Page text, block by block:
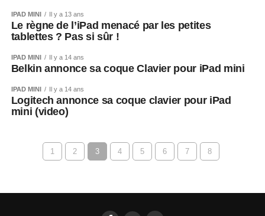
IPAD MINI Il y a 13 ans
Le règne de l’iPad menacé par les petites
tablettes ? Pas si sûr !
IPAD MINI Il y a 14 ans
Belkin annonce sa coque Clavier pour iPad mini
IPAD MINI Il y a 14 ans
Logitech annonce sa coque clavier pour iPad
mini (video)
1 2 3 4 5 6 7 8